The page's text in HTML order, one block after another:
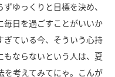
ゆっくりと目標を決め、
毎日を過ごすことがいいか
ぎている今、そういう心持
ならないという人は、夏
を考えてみてにゃ。こんが